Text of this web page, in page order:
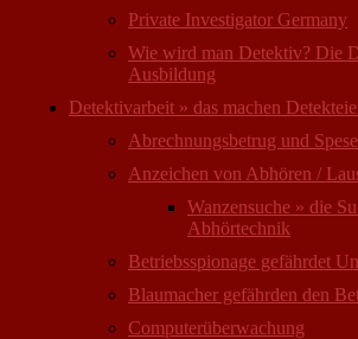
Private Investigator Germany
Wie wird man Detektiv? Die
Ausbildung
Detektivarbeit » das machen
Abrechnungsbetrug und
Anzeichen von Abhören /
Wanzensuche » die
Abhörtechnik
Betriebsspionage gefährdet
Blaumacher gefährden den
Computer­überwachung